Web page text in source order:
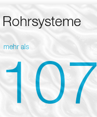
Rohrsysteme
mehr als